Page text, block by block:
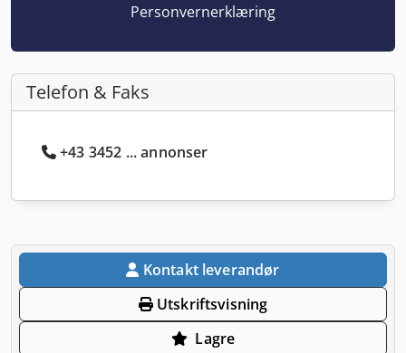
Personvernerklæring
Telefon & Faks
+43 3452 ... annonser
Kontakt leverandør
Utskriftsvisning
Lagre